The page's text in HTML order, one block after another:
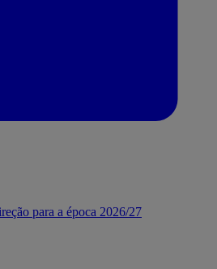
para a época 2026/27